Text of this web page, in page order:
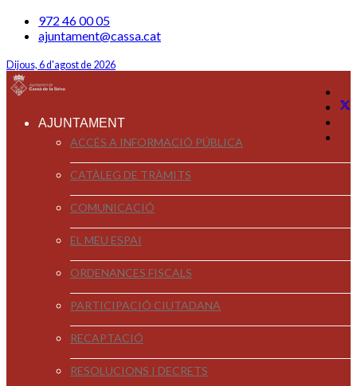
972 46 00 05
ajuntament@cassa.cat
Dijous, 6 d'agost de 2026
AJUNTAMENT
ACCÉS A INFORMACIÓ PÚBLICA
CATÀLEG DE TRÀMITS
COMUNICACIÓ
EL MEU ESPAI
ORDENANCES FISCALS
PARTICIPACIÓ CIUTADANA
RECAPTACIÓ
RESOLUCIONS I DECRETS